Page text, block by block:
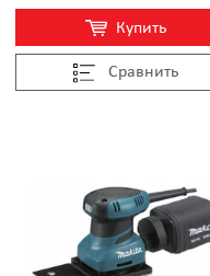
Cравнить
Купить